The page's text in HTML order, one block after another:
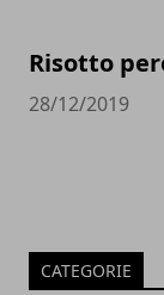
Risotto
28/12/2019
CATEGORIE